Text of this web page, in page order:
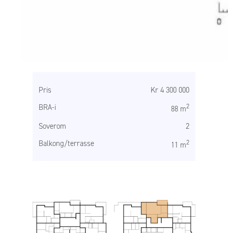
Pris
Kr 4 300 000
BRA-i
88 m2
Soverom
2
Balkong/terrasse
11 m2